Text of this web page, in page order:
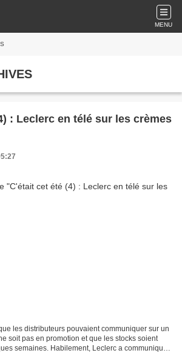
MENU
: Leclerc en télé sur les crèmes
les distributeurs pouvaient communiquer sur un
soit pas en promotion et que les stocks soient
semaines. Habilement, Leclerc a communiqué